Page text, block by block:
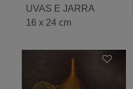
UVAS E JARRA
16 x 24 cm